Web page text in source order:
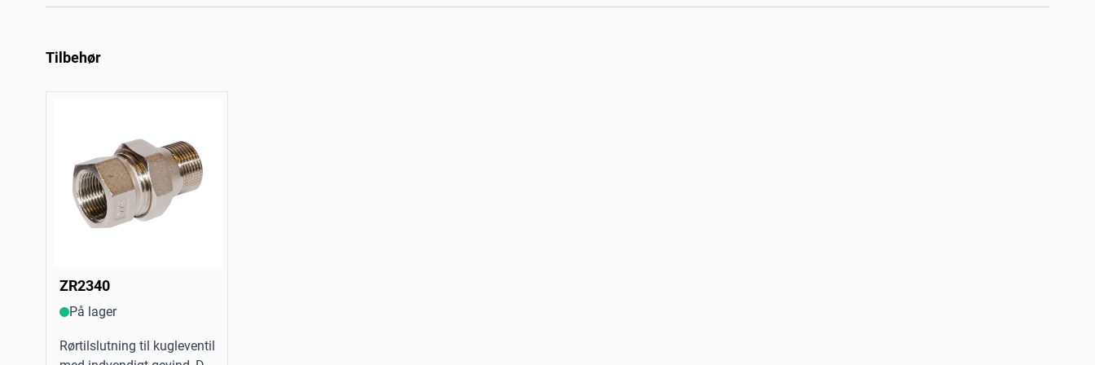
Tilbehør
ZR2340
På lager
Rørtilslutning til kugleventil